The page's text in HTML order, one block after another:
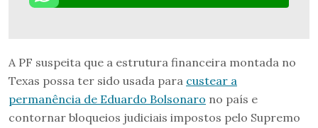
A PF suspeita que a estrutura financeira montada no
Texas possa ter sido usada para custear a
permanência de Eduardo Bolsonaro no país e
contornar bloqueios judiciais impostos pelo Supremo